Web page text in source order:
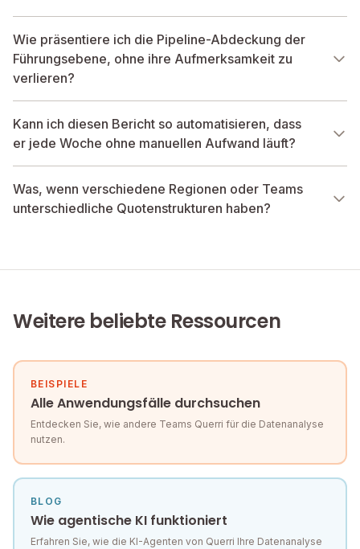
Wie präsentiere ich die Pipeline-Abdeckung der
Führungsebene, ohne ihre Aufmerksamkeit zu
verlieren?
Kann ich diesen Bericht so automatisieren, dass
er jede Woche ohne manuellen Aufwand läuft?
Was, wenn verschiedene Regionen oder Teams
unterschiedliche Quotenstrukturen haben?
Weitere beliebte Ressourcen
BEISPIELE
Alle Anwendungsfälle durchsuchen
Entdecken Sie, wie andere Teams Querri für die Datenanalyse
nutzen.
BLOG
Wie agentische KI funktioniert
Erfahren Sie, wie die KI-Agenten von Querri Ihre Datenanalyse